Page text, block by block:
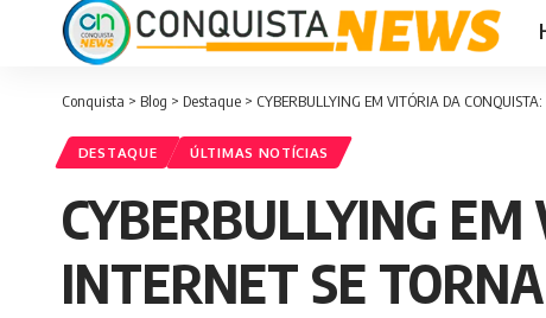
Conquista > Blog > Destaque > CYBERBULLYING EM VITÓRIA DA
DESTAQUE ÚLTIMAS NOTÍCIAS
CYBERBULLYING
INTERNET SE